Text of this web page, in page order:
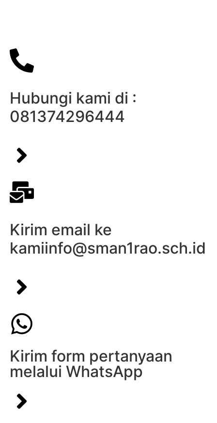
Hubungi kami di :
081374296444
Kirim email ke
kamiinfo@sman1rao.sch.id
Kirim form pertanyaan
melalui WhatsApp